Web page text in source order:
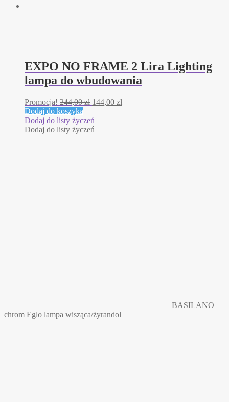
EXPO NO FRAME 2 Lira Lighting
lampa do wbudowania
Promocja! 244,00zł Pierwotna
wynosiła:
244,00 zł.
144,00 złAktualna
Dodaj do koszyka
Dodaj do listy życzeń
Dodaj do listy życzeń
BASILANO
chrom Eglo lampa wisząca/żyrandol